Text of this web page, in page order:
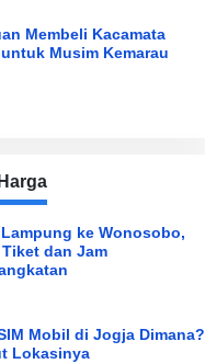
Membeli Kacamata
Musim Kemarau
Lampung ke Wonosobo,
Tiket dan Jam
Mobil di Jogja Dimana?
Lokasinya